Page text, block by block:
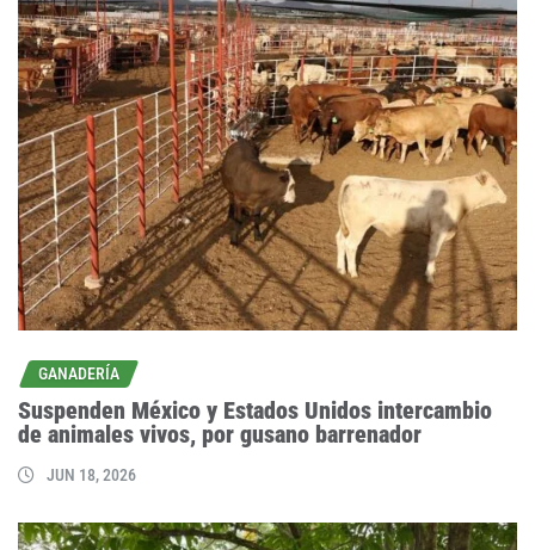
GANADERÍA
Suspenden México y Estados Unidos intercambio
de animales vivos, por gusano barrenador
JUN 18, 2026